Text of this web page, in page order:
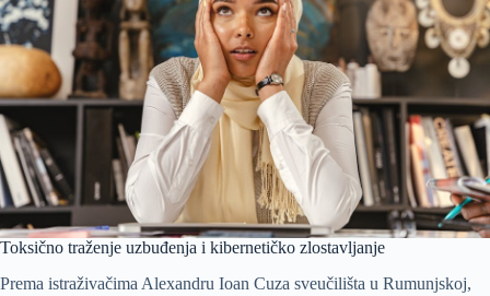
Toksično traženje uzbuđenja i kibernetičko zlostavljanje
Prema istraživačima Alexandru Ioan Cuza sveučilišta u Rumunjskoj,